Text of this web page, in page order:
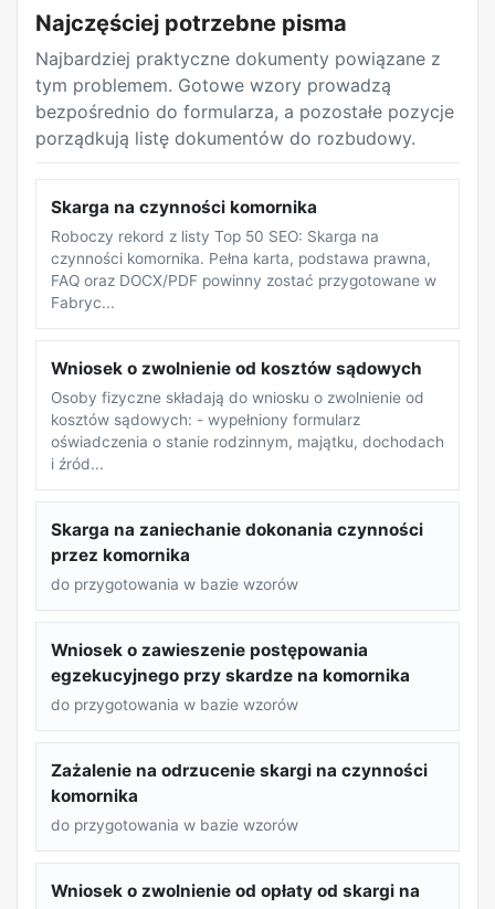
Najczęściej potrzebne pisma
Najbardziej praktyczne dokumenty powiązane z
tym problemem. Gotowe wzory prowadzą
bezpośrednio do formularza, a pozostałe pozycje
porządkują listę dokumentów do rozbudowy.
Skarga na czynności komornika
Roboczy rekord z listy Top 50 SEO: Skarga na
czynności komornika. Pełna karta, podstawa prawna,
FAQ oraz DOCX/PDF powinny zostać przygotowane w
Fabryc...
Wniosek o zwolnienie od kosztów sądowych
Osoby fizyczne składają do wniosku o zwolnienie od
kosztów sądowych: - wypełniony formularz
oświadczenia o stanie rodzinnym, majątku, dochodach
i źród...
Skarga na zaniechanie dokonania czynności
przez komornika
do przygotowania w bazie wzorów
Wniosek o zawieszenie postępowania
egzekucyjnego przy skardze na komornika
do przygotowania w bazie wzorów
Zażalenie na odrzucenie skargi na czynności
komornika
do przygotowania w bazie wzorów
Wniosek o zwolnienie od opłaty od skargi na